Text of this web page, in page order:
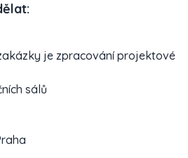
je zpracování projektové
sálů